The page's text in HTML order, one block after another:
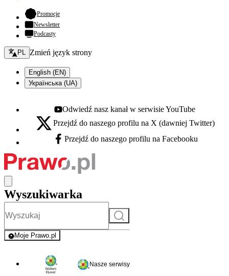
Promocje- otwiera się w nowej karcie
Newsletter
Podcasty
Zmień język - bieżący:
PL Zmień język strony
English (EN)
Українська (UA)
Youtube - otwiera się w nowej karcie
Odwiedź nasz kanał w serwisie YouTube
X - otwiera się w nowej karcie
Przejdź do naszego profilu na X (dawniej Twitter)
Facebook - otwiera się w nowej karcie
Przejdź do naszego profilu na Facebooku
Wyszukiwarka
Szukaj
Moje Prawo.pl
- rejestracja i logowanie do serwisu
Nasze serwisy